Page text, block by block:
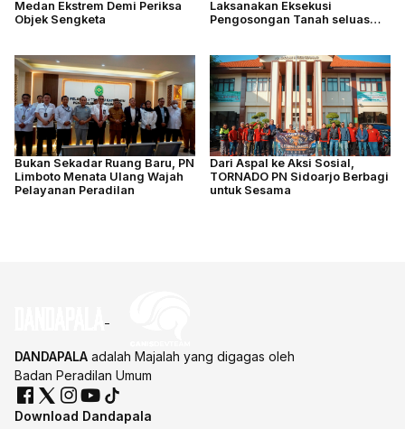
Medan Ekstrem Demi Periksa
Objek Sengketa
Laksanakan Eksekusi
Pengosongan Tanah seluas
Bukan Sekadar Ruang Baru, PN
Limboto Menata Ulang Wajah
Pelayanan Peradilan
Dari Aspal ke Aksi Sosial,
TORNADO PN Sidoarjo Berbagi
untuk Sesama
DANDAPALA adalah Majalah yang digagas oleh
Badan Peradilan Umum
Download Dandapala